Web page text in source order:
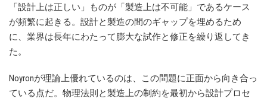
「設計上は正しい」ものが「製造上は不可能」であるケース
が頻繁に起きる。設計と製造の間のギャップを埋めるため
に、業界は長年にわたって膨大な試作と修正を繰り返してき
た。
Noyronが理論上優れているのは、この問題に正面から向き合っ
ている点だ。物理法則と製造上の制約を最初から設計プロセ